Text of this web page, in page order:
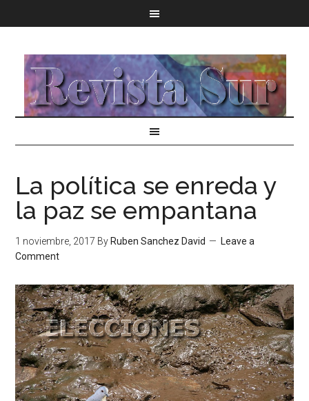
La política se enreda y
la paz se empantana
1 noviembre, 2017 By Ruben Sanchez David
Leave a
Comment